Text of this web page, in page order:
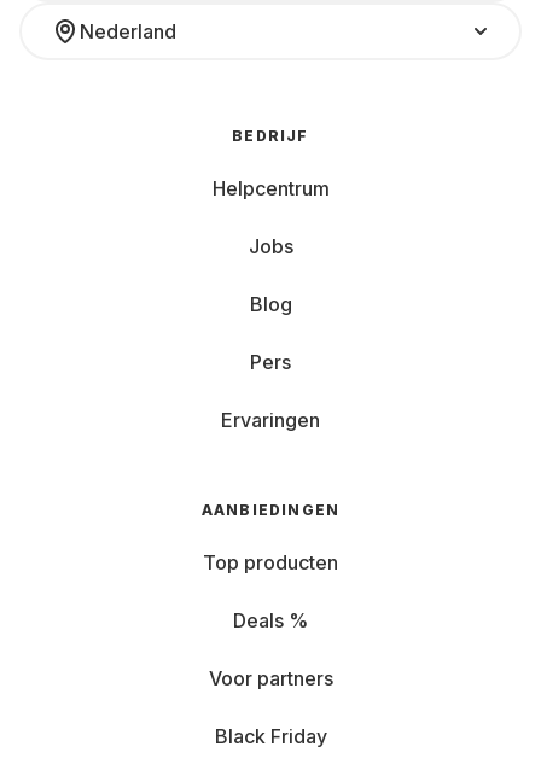
Nederland
BEDRIJF
Helpcentrum
Jobs
Blog
Pers
Ervaringen
AANBIEDINGEN
Top producten
Deals %
Voor partners
Black Friday